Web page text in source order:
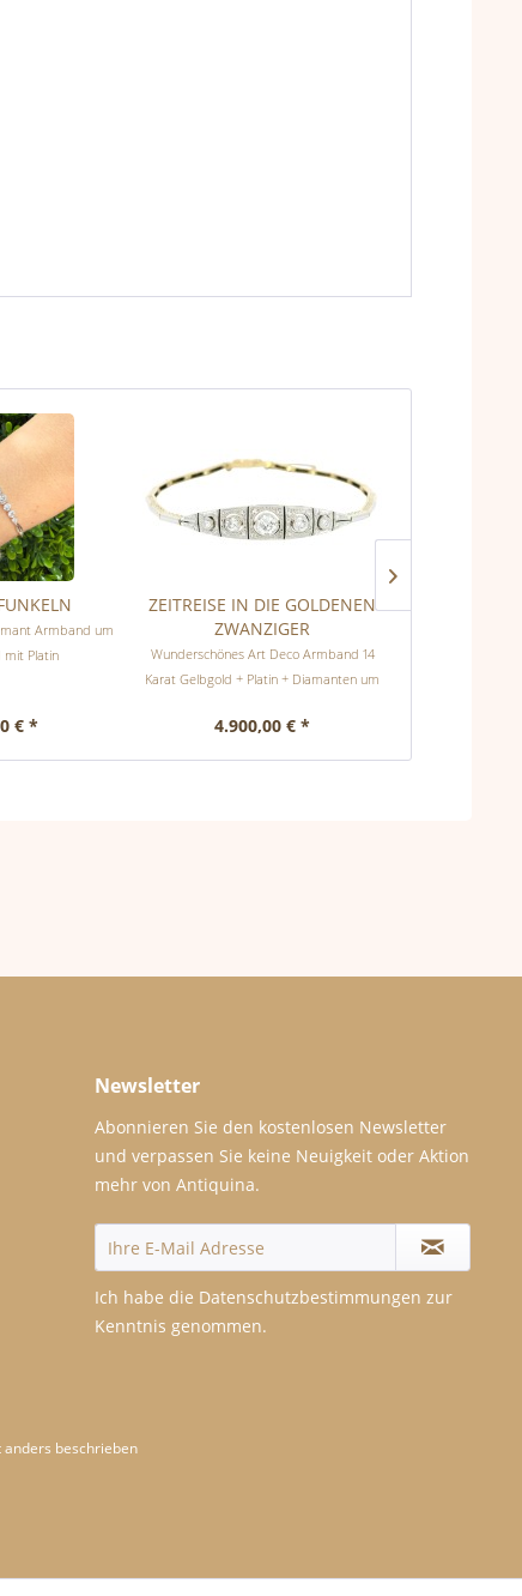
Armband um
mit Platin
€ *
ZEITREISE IN DIE GOLDENEN
ZWANZIGER
Wunderschönes Art Deco Armband 14
Karat Gelbgold + Platin + Diamanten um
4.900,00 € *
Newsletter
Abonnieren Sie den kostenlosen Newsletter
und verpassen Sie keine Neuigkeit oder Aktion
mehr von Antiquina.
Ich habe die Datenschutzbestimmungen zur
Kenntnis genommen.
beschrieben